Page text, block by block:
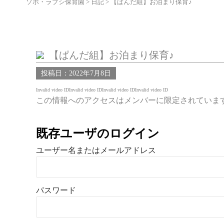
ソポ・ラプシ保育園 > 日記 > 【ぱんだ組】お泊まり保育♪
【ぱんだ組】お泊まり保育♪
投稿日：2022年7月8日
Invalid video IDInvalid video IDInvalid video IDInvalid video ID
この情報へのアクセスはメンバーに限定されてい
既存ユーザのログイン
ユーザー名またはメールアドレス
パスワード